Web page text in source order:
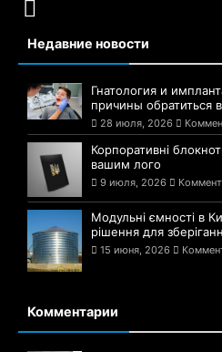
Недавние новости
Гнатология и
причины обратиться
28 июля, 2026
Корпоративні
вашим лого
9 июля, 2026
Модульні ємності в
рішення для
15 июня, 2026
Комментарии